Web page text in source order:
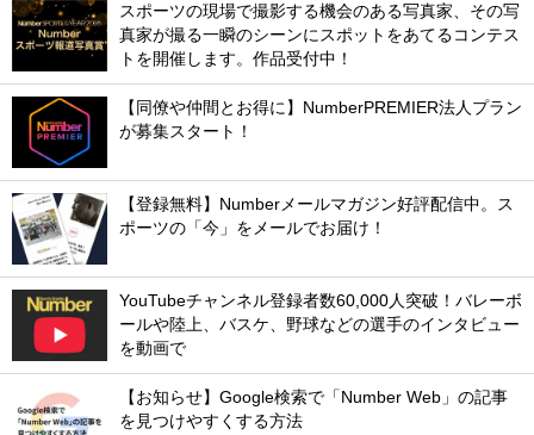
スポーツの現場で撮影する機会のある写真家、その写
真家が撮る一瞬のシーンにスポットをあてるコンテス
トを開催します。作品受付中！
【同僚や仲間とお得に】NumberPREMIER法人プラン
が募集スタート！
【登録無料】Numberメールマガジン好評配信中。ス
ポーツの「今」をメールでお届け！
YouTubeチャンネル登録者数60,000人突破！バレーボ
ールや陸上、バスケ、野球などの選手のインタビュー
を動画で
【お知らせ】Google検索で「Number Web」の記事
を見つけやすくする方法